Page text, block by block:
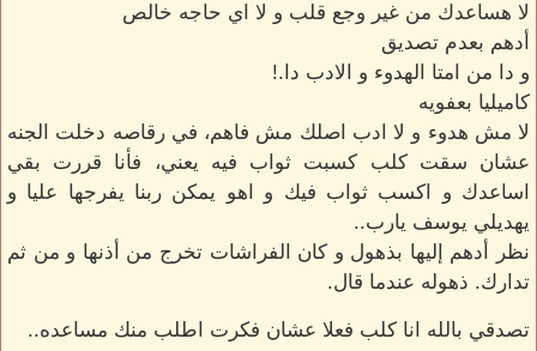
لا هساعدك من غير وجع قلب و لا اي حاجه خالص
أدهم بعدم تصديق
و دا من امتا الهدوء و الادب دا.!
كاميليا بعفويه
لا مش هدوء و لا ادب اصلك مش فاهم، في رقاصه دخلت الجنه
عشان سقت كلب كسبت ثواب فيه يعني، فأنا قررت بقي
اساعدك و اكسب ثواب فيك و اهو يمكن ربنا يفرجها عليا و
يهديلي يوسف يارب..
نظر أدهم إليها بذهول و كان الفراشات تخرج من أذنها و من ثم
تدارك. ذهوله عندما قال.
تصدقي بالله انا كلب فعلا عشان فكرت اطلب منك مساعده..